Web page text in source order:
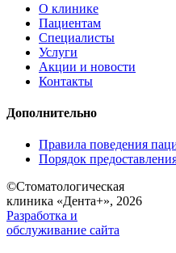
О клинике
Пациентам
Специалисты
Услуги
Акции и новости
Контакты
Дополнительно
Правила поведения
Порядок
©Стоматологическая
клиника «Дента+», 2026
Разработка и
обслуживание сайта